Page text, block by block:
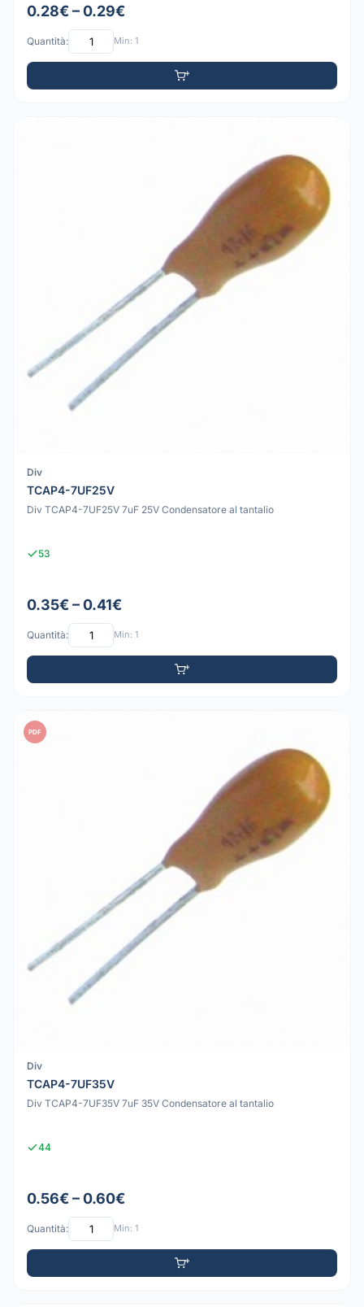
0.28€ – 0.29€
Quantità: Min: 1
Div
TCAP4-7UF25V
Div TCAP4-7UF25V 7uF 25V Condensatore al tantalio
53
0.35€ – 0.41€
Quantità: Min: 1
PDF
Div
TCAP4-7UF35V
Div TCAP4-7UF35V 7uF 35V Condensatore al tantalio
44
0.56€ – 0.60€
Quantità: Min: 1